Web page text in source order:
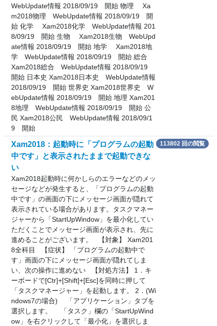
WebUpdate情報 2018/09/19 開始 物理 Xa
m2018物理 WebUpdate情報 2018/09/19 開
始 化学 Xam2018化学 WebUpdate情報 201
8/09/19 開始 生物 Xam2018生物 WebUpd
ate情報 2018/09/19 開始 地学 Xam2018地
学 WebUpdate情報 2018/09/19 開始 総合
Xam2018総合 WebUpdate情報 2018/09/19
開始 日本史 Xam2018日本史 WebUpdate情報
2018/09/19 開始 世界史 Xam2018世界史 W
ebUpdate情報 2018/09/19 開始 地理 Xam201
8地理 WebUpdate情報 2018/09/19 開始 公
民 Xam2018公民 WebUpdate情報 2018/09/1
9 開始
Xam2018：起動時に「プログラムの起動
中です」と表示されたままで起動できな
い
Xam2018起動時に何かしらのエラーなどのメッ
セージなどが発生すると、「プログラムの起動
中です」の画面の下にメッセージ画面が隠れて
表示されている場合があります。タスクマネー
ジャーから「StartUpWindow」を最小化してい
ただくことでメッセージ画面が表示され、先に
進めることがございます。 【対象】 Xam201
8全科目 【症状】 「プログラムの起動中で
す」画面の下にメッセージ画面が隠れてしま
い、次の操作に進めない 【対処方法】 1．キ
ーボードで[Ctr]+[Shift]+[Esc]を同時に押して
「タスクマネージャー」を起動します。 2．(Wi
ndows7の場合) 「アプリケーション」タブを
選択します。 「タスク」欄の「StartUpWind
ow」を右クリックして「最小化」を選択しま
113802 回の閲覧